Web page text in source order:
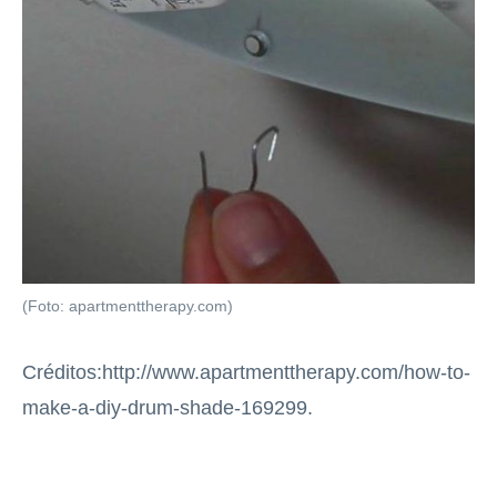
(Foto: apartmenttherapy.com)
Créditos:http://www.apartmenttherapy.com/how-to-
make-a-diy-drum-shade-169299.